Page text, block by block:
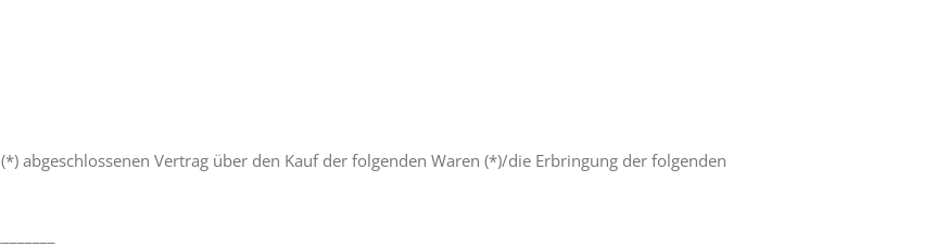
abgeschlossenen Vertrag über den Kauf der folgenden Waren (*)/die Erbringung der folgenden